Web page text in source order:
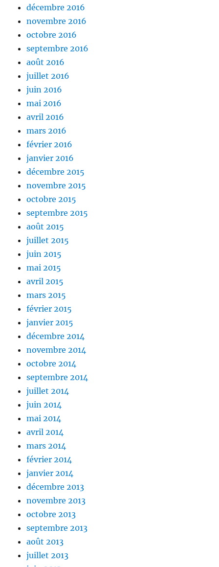
décembre 2016
novembre 2016
octobre 2016
septembre 2016
août 2016
juillet 2016
juin 2016
mai 2016
avril 2016
mars 2016
février 2016
janvier 2016
décembre 2015
novembre 2015
octobre 2015
septembre 2015
août 2015
juillet 2015
juin 2015
mai 2015
avril 2015
mars 2015
février 2015
janvier 2015
décembre 2014
novembre 2014
octobre 2014
septembre 2014
juillet 2014
juin 2014
mai 2014
avril 2014
mars 2014
février 2014
janvier 2014
décembre 2013
novembre 2013
octobre 2013
septembre 2013
août 2013
juillet 2013